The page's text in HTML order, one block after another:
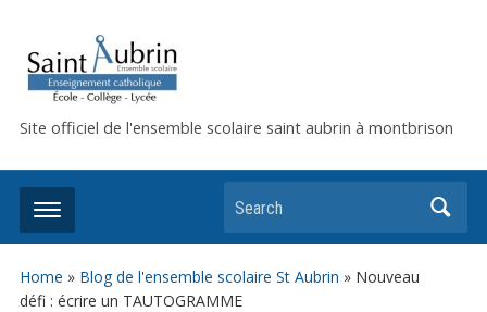
Site officiel de l'ensemble scolaire saint aubrin à montbrison
Search
Home » Blog de l'ensemble scolaire St Aubrin » Nouveau
défi : écrire un TAUTOGRAMME